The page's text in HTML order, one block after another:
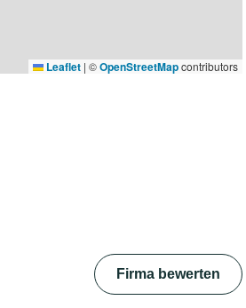
Leaflet | ©OpenStreetMapcontributors
Firma bewerten